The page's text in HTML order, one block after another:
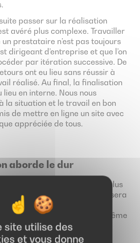
site utilise des
et vous donne
passer sur la réalisation
avéré plus complexe. Travailler
prestataire n’est pas toujours
dirigeant d’entreprise et que l’on
par itération successive. De
ont eu lieu sans réussir à
réalisé. Au final, la finalisation
en interne. Nous nous
la situation et le travail en bon
de mettre en ligne un site avec
appréciée de tous.
aborde le dur
est souvent la phase la plus
On imagine comment le site sera
pour rendre concret
pas exception à la règle même
y a eu quelques moments de